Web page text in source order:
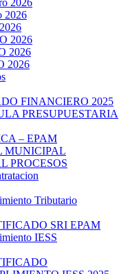
2026
2026
2026
2026
2026
FINANCIERO 2025
PRESUPUESTARIA
– EPAM
MUNICIPAL
PROCESOS
Tributario
SRI EPAM
IESS